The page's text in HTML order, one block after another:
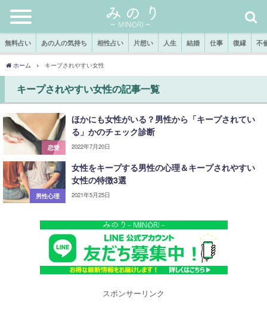
無料占い あの人の気持ち 相性占い 片想い 人生 結婚 仕事 復縁 不
ホーム キープされやすい女性
キープされやすい女性の記事一覧
恋愛
ほかにも女性がいる？男性から「キープされてい
る」かのチェック診断
2022年7月20日
男性心理
女性をキープする男性の心理＆キープされやすい
女性の特徴3選
2021年5月25日
スポンサーリンク